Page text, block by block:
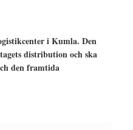
i Kumla. Den
distribution och ska
den framtida